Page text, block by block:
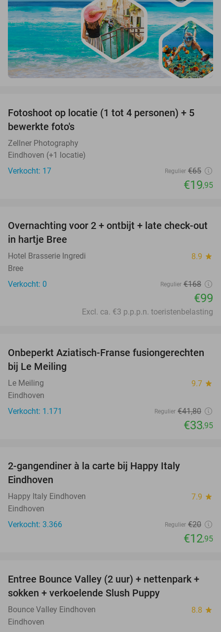
69%
Fotoshoot op locatie (1 tot 4 personen) + 5
bewerkte foto's
Zellner Photography
Eindhoven (+1 locatie)
Verkocht: 17
Regulier €65
€19,95
41%
TODAY
Overnachting voor 2 + ontbijt + late check-out
in hartje Bree
Hotel Brasserie Ingredi 8.9 star
Bree
Verkocht: 0
Regulier €168
€99
Excl. ca. €3 p.p.p.n. toeristenbelasting
19%
Onbeperkt Aziatisch-Franse fusiongerechten
bij Le Meiling
Le Meiling 9.7 star
Eindhoven
Verkocht: 1.171
Regulier €41,80
€33,95
2-gangendiner à la carte bij Happy Italy
Eindhoven
Happy Italy Eindhoven 7.9 star
Eindhoven
Verkocht: 3.366
Regulier €20
€12,95
46%
Entree Bounce Valley (2 uur) + nettenpark +
sokken + verkoelende Slush Puppy
Bounce Valley Eindhoven 8.8 star
Eindhoven